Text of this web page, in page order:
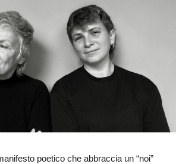
poetico che abbraccia un “noi”